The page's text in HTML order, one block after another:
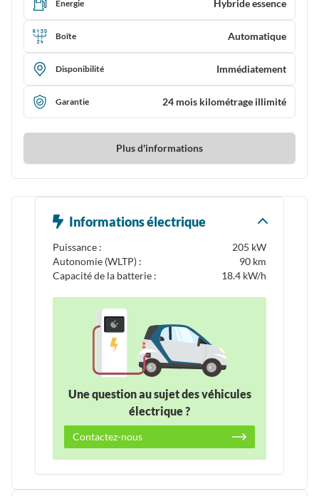
Energie Hybride essence
Boîte Automatique
Disponibilité Immédiatement
Garantie 24 mois kilométrage illimité
Plus d'informations
Informations électrique
Puissance :
205 kW
Autonomie (WLTP) :
90 km
Capacité de la batterie :
18.4 kW/h
Une question au sujet des véhicules
électrique ?
Contactez-nous